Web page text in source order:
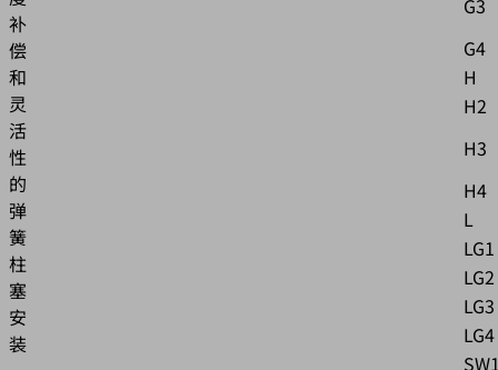
补
偿
和
灵
活
性
的
弹
簧
柱
塞
安
装
G3
G4
H
H2
H3
H4
L
LG1
LG2
LG3
LG4